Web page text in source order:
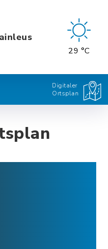
29 °C
Digitaler
Ortsplan